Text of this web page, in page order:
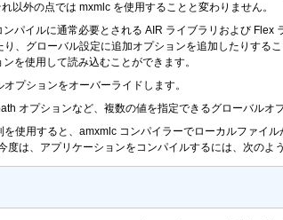
以外の点では mxmlc を使用することと変わりません。
パイルに通常必要とされる AIR ライブラリおよび
、グローバル設定に追加オプションを追加したりす
ンを使用して読み込むことができます。
オプションをオーバーライドします。
オプションなど、複数の値を指定できるグローバルオ
使用すると、amxmlc コンパイラーでローカルファイ
度は、アプリケーションをコンパイルするには、次のよ